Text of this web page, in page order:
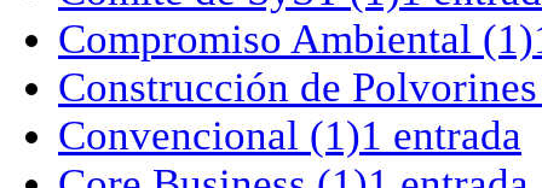
Compromiso Ambiental (1)
Construcción de Polvorines
Convencional (1)1 entrada